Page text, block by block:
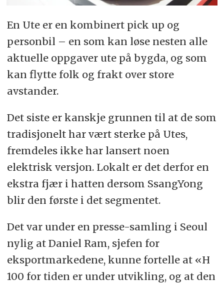
En Ute er en kombinert pick up og
personbil – en som kan løse nesten alle
aktuelle oppgaver ute på bygda, og som
kan flytte folk og frakt over store
avstander.
Det siste er kanskje grunnen til at de som
tradisjonelt har vært sterke på Utes,
fremdeles ikke har lansert noen
elektrisk versjon. Lokalt er det derfor en
ekstra fjær i hatten dersom SsangYong
blir den første i det segmentet.
Det var under en presse-samling i Seoul
nylig at Daniel Ram, sjefen for
eksportmarkedene, kunne fortelle at «H
100 for tiden er under utvikling, og at den